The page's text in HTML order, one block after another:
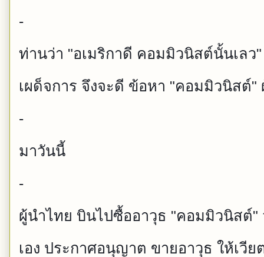
-
ท่านว่า "อเมริกาดี คอมมิวนิสต์นั้นเลว
เผด็จการ จึงจะดี ข้อหา "คอมมิวนิสต์
-
มาวันนี้
-
ผู้นำไทย บินไปซื้ออาวุธ "คอมมิวนิสต์"
เอง ประกาศอนุญาต ขายอาวุธ ให้เวี